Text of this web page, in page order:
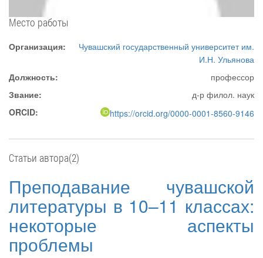
Место работы
Организация:
Чувашский государственный университет им.
И.Н. Ульянова
Должность:
профессор
Звание:
д-р филол. наук
ORCID:
https://orcid.org/0000-0001-8560-9146
Статьи автора(2)
Преподавание чувашской
литературы в 10–11 классах:
некоторые аспекты
проблемы